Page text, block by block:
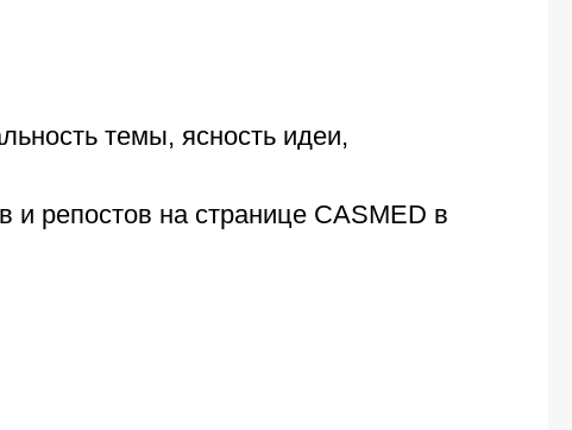
темы, ясность идеи,
и репостов на странице CASMED в